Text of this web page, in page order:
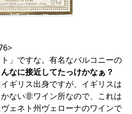
」ですな。有名なバルコニーの
なに接近してたっけかなぁ？
ギリス出身ですが、イギリスは
ない非ワイン所なので、これは
ェネト州ヴェローナのワインで